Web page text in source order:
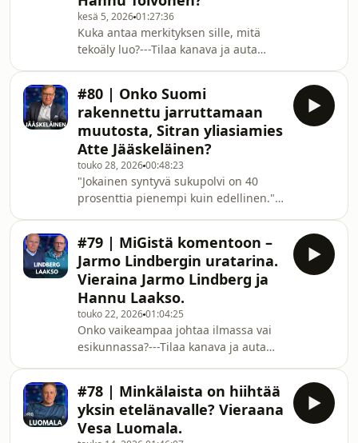
kielimallien tämänhetkistä kehitystä
käytännön näkökulmasta ja
vertaamme viimeaikaisia
edistysaskeleita aiempiin
odotuksiin.Keskustelemme erityise
kesä 5, 202601:27:36
Kuka antaa merkityksen sille, mitä
tekoäly luo?---Tilaa kanava ja auta
tietojenkäsittelytieteen professorin
Hannu Toivosen kanssa tekoälyn
peruskysymyksistä. Puhumme siitä,
miksi tekoälyn määrittely on vaikeaa,
miksi termi voi olla harhaanjohtava ja
miten kielimallit toimivat tilastollisina
malleina, jotka voivat tuottaa
vakuuttavia mut
#80 | Onko Suomi
rakennettu jarruttamaan
muutosta, Sitran yliasiamies
Atte Jääskeläinen?
touko 28, 202600:48:23
"Jokainen syntyvä sukupolvi on 40
prosenttia pienempi kuin edellinen."--
Keskustelen Sitran yliasiamies Atte
Jääskeläisen kanssa Suomen kasvusta,
talouden suunnasta ja tarpeesta
tehdä yli hallituskausien ulottuva
kasvusopimus. Puhumme siitä, mitä
kestävä kasvu tarkoittaa, ja siitä,
miten osaaminen, aineeton arvo,
digitaaliset palvelut ja luon
#79 | MiGistä komentoon –
Jarmo Lindbergin uratarina.
Vieraina Jarmo Lindberg ja
Hannu Laakso.
touko 22, 202601:04:25
Onko vaikeampaa johtaa ilmassa vai
esikunnassa?---Tilaa kanava ja auta
ilmavoimissa ja hänen 21.5.2026
ilmestyneestä muistelmateoksestaan
yhdessä Jarmon ja Hannu Laakson
#78 | Minkälaista on hiihtää
yksin etelänavalle? Vieraana
Vesa Luomala.